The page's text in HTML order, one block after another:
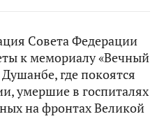
Совета Федерации
к мемориалу «Вечный
где покоятся
умершие в госпиталях
на фронтах Великой